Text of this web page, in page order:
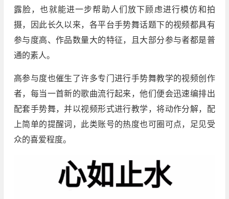
露脸，也就能进一步帮助人们放下顾虑进行模仿和拍
摄，因此长久以来，各平台手势舞话题下的视频都具有
参与度高、作品数量大的特征，且大部分参与者都是普
通的素人。
高参与度也催生了许多专门进行手势舞教学的视频创作
者，每当一首新的歌曲流行起来，他们便会迅速编排出
配套手势舞，并以视频形式进行教学，将动作分解，配
上简单的提醒词，此类账号的热度也可圈可点，足见受
众的喜爱程度。